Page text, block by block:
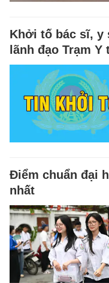
Khởi tố bác sĩ, y
lãnh đạo Trạm Y
Điểm chuẩn đại
nhất